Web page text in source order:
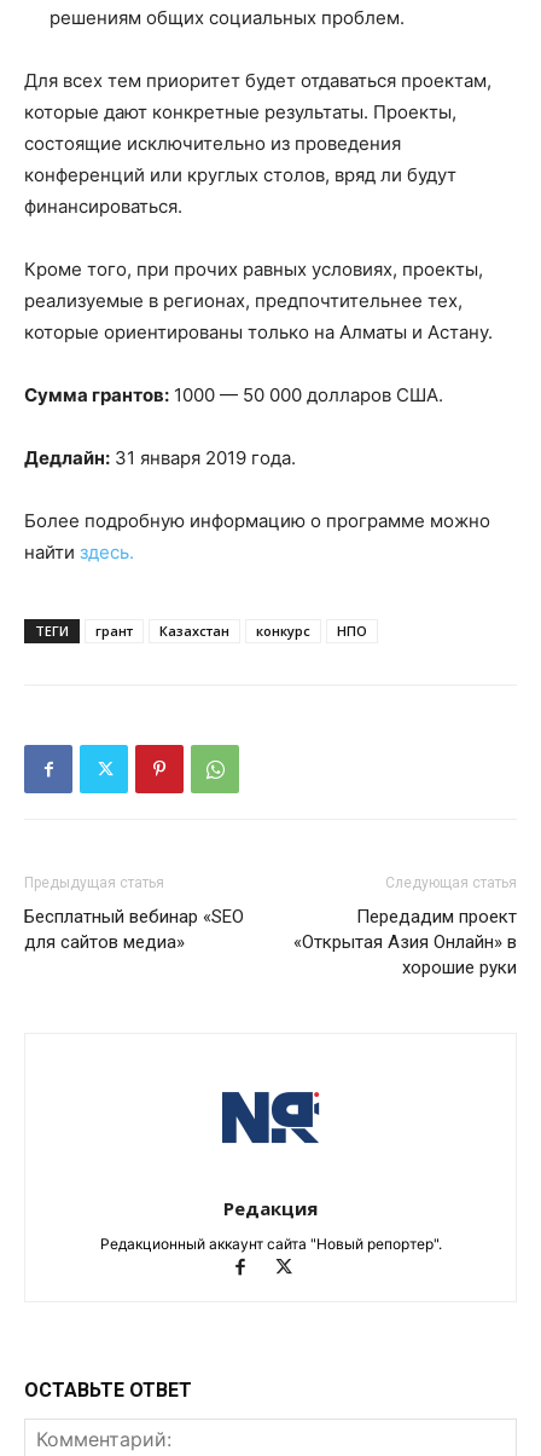
решениям общих социальных проблем.
Для всех тем приоритет будет отдаваться проектам,
которые дают конкретные результаты. Проекты,
состоящие исключительно из проведения
конференций или круглых столов, вряд ли будут
финансироваться.
Кроме того, при прочих равных условиях, проекты,
реализуемые в регионах, предпочтительнее тех,
которые ориентированы только на Алматы и Астану.
Сумма грантов: 1000 — 50 000 долларов США.
Дедлайн: 31 января 2019 года.
Более подробную информацию о программе можно
найти здесь.
ТЕГИ грант Казахстан конкурс НПО
Предыдущая статья
Бесплатный вебинар «SEO
для сайтов медиа»
Следующая статья
Передадим проект
«Открытая Азия Онлайн» в
хорошие руки
Редакция
Редакционный аккаунт сайта "Новый репортер".
ОСТАВЬТЕ ОТВЕТ